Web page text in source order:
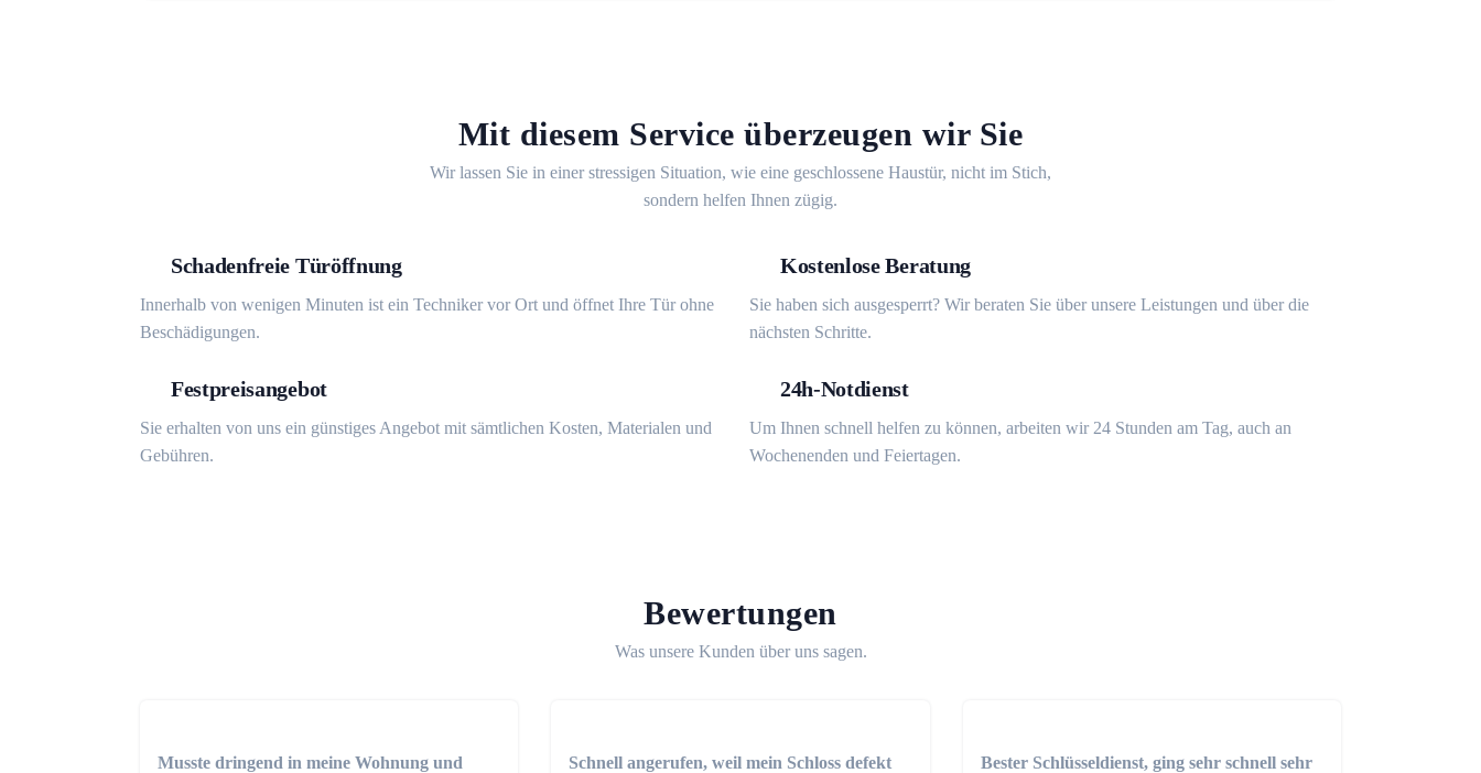
Mit diesem Service überzeugen wir Sie
Wir lassen Sie in einer stressigen Situation, wie eine geschlossene Haustür, nicht im Stich,
sondern helfen Ihnen zügig.
Schadenfreie Türöffnung
Innerhalb von wenigen Minuten ist ein Techniker vor Ort und öffnet Ihre Tür ohne
Beschädigungen.
Kostenlose Beratung
Sie haben sich ausgesperrt? Wir beraten Sie über unsere Leistungen und über die
nächsten Schritte.
Festpreisangebot
Sie erhalten von uns ein günstiges Angebot mit sämtlichen Kosten, Materialen und
Gebühren.
24h-Notdienst
Um Ihnen schnell helfen zu können, arbeiten wir 24 Stunden am Tag, auch an
Wochenenden und Feiertagen.
Bewertungen
Was unsere Kunden über uns sagen.
Musste dringend in meine Wohnung und
Schnell angerufen, weil mein Schloss defekt
Bester Schlüsseldienst, ging sehr schnell sehr